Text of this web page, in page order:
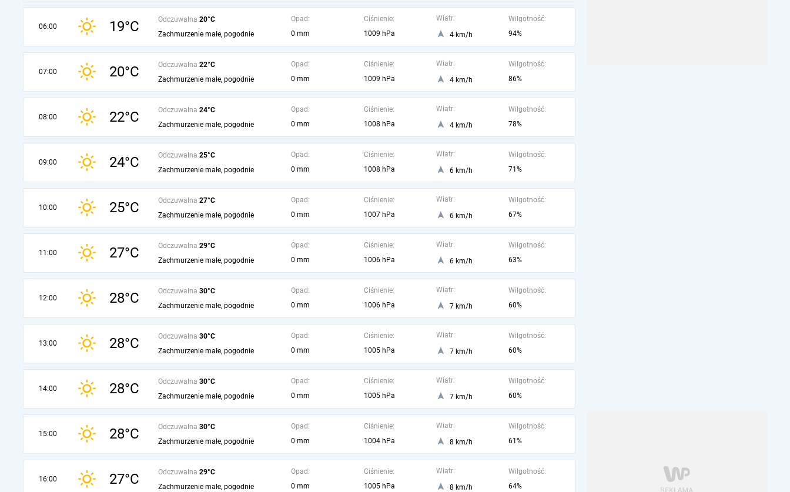
06:00 19°C Odczuwalna 20°C
Zachmurzenie małe, pogodnie
Opad:
0 mm
Ciśnienie:
1009 hPa
Wiatr:
4 km/h
Wilgotność:
94%
07:00 20°C Odczuwalna 22°C
Zachmurzenie małe, pogodnie
Opad:
0 mm
Ciśnienie:
1009 hPa
Wiatr:
4 km/h
Wilgotność:
86%
08:00 22°C Odczuwalna 24°C
Zachmurzenie małe, pogodnie
Opad:
0 mm
Ciśnienie:
1008 hPa
Wiatr:
4 km/h
Wilgotność:
78%
09:00 24°C Odczuwalna 25°C
Zachmurzenie małe, pogodnie
Opad:
0 mm
Ciśnienie:
1008 hPa
Wiatr:
6 km/h
Wilgotność:
71%
10:00 25°C Odczuwalna 27°C
Zachmurzenie małe, pogodnie
Opad:
0 mm
Ciśnienie:
1007 hPa
Wiatr:
6 km/h
Wilgotność:
67%
11:00 27°C Odczuwalna 29°C
Zachmurzenie małe, pogodnie
Opad:
0 mm
Ciśnienie:
1006 hPa
Wiatr:
6 km/h
Wilgotność:
63%
12:00 28°C Odczuwalna 30°C
Zachmurzenie małe, pogodnie
Opad:
0 mm
Ciśnienie:
1006 hPa
Wiatr:
7 km/h
Wilgotność:
60%
13:00 28°C Odczuwalna 30°C
Zachmurzenie małe, pogodnie
Opad:
0 mm
Ciśnienie:
1005 hPa
Wiatr:
7 km/h
Wilgotność:
60%
14:00 28°C Odczuwalna 30°C
Zachmurzenie małe, pogodnie
Opad:
0 mm
Ciśnienie:
1005 hPa
Wiatr:
7 km/h
Wilgotność:
60%
15:00 28°C Odczuwalna 30°C
Zachmurzenie małe, pogodnie
Opad:
0 mm
Ciśnienie:
1004 hPa
Wiatr:
8 km/h
Wilgotność:
61%
16:00 27°C Odczuwalna 29°C
Zachmurzenie małe, pogodnie
Opad:
0 mm
Ciśnienie:
1005 hPa
Wiatr:
8 km/h
Wilgotność:
64%